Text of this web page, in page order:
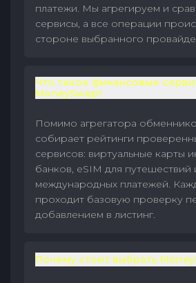
платежи. Мы агрегируем и
сервисы, а все операции
стороне выбранного
Что такое финансовые
MoneySwap?
Помимо агрегатора
собирает рейтинги
сервисов: виртуальные карты
банков, eSIM для путешествий
международных платежей.
проходит базовую проверку
добавлением в листинг.
Почему стоит выбрать